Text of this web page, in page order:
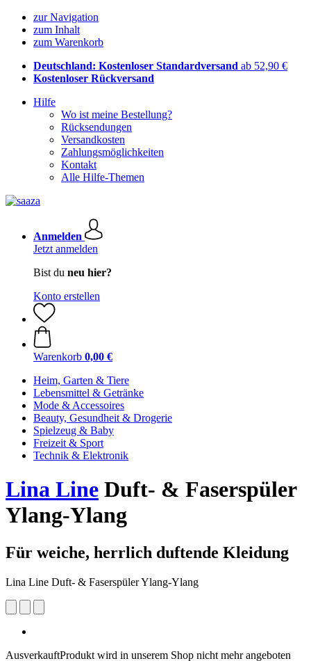
zur Navigation
zum Inhalt
zum Warenkorb
Deutschland: Kostenloser Standardversand ab 52,90 €
Kostenloser Rückversand
Hilfe
Wo ist meine Bestellung?
Rücksendungen
Versandkosten
Zahlungsmöglichkeiten
Kontakt
Alle Hilfe-Themen
Anmelden
Jetzt anmelden
Bist du neu hier?
Konto erstellen
Warenkorb 0,00 €
Heim, Garten & Tiere
Lebensmittel & Getränke
Mode & Accessoires
Beauty, Gesundheit & Drogerie
Spielzeug & Baby
Freizeit & Sport
Technik & Elektronik
Lina Line Duft- & Faserspüler
Ylang-Ylang
Für weiche, herrlich duftende Kleidung
Lina Line Duft- & Faserspüler Ylang-Ylang
AusverkauftProdukt wird in unserem Shop nicht mehr angeboten